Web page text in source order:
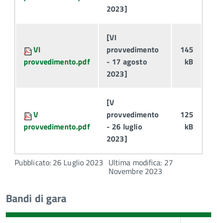
2023]
VI
provvedimento.pdf
[VI
provvedimento
- 17 agosto
2023]
145
kB
V
provvedimento.pdf
[V
provvedimento
- 26 luglio
2023]
125
kB
Pubblicato: 26 Luglio 2023 Ultima modifica: 27
Novembre 2023
Bandi di gara